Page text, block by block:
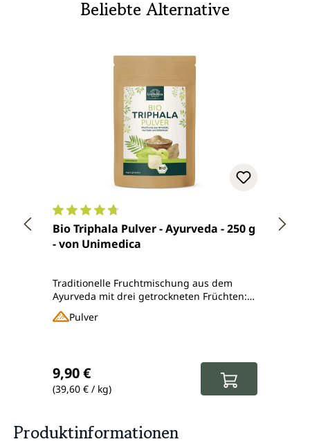
Beliebte Alternative
Durchschnittliche Bewertung von 4.7 von 5
Bio Triphala Pulver - Ayurveda - 250 g
- von Unimedica
Traditionelle Fruchtmischung aus dem
Ayurveda mit drei getrockneten Früchten:
Amalaki, Haritaki, Bibhitaki
Pulver
9,90 €
(39,60 € / kg)
Bio
Produktinformationen